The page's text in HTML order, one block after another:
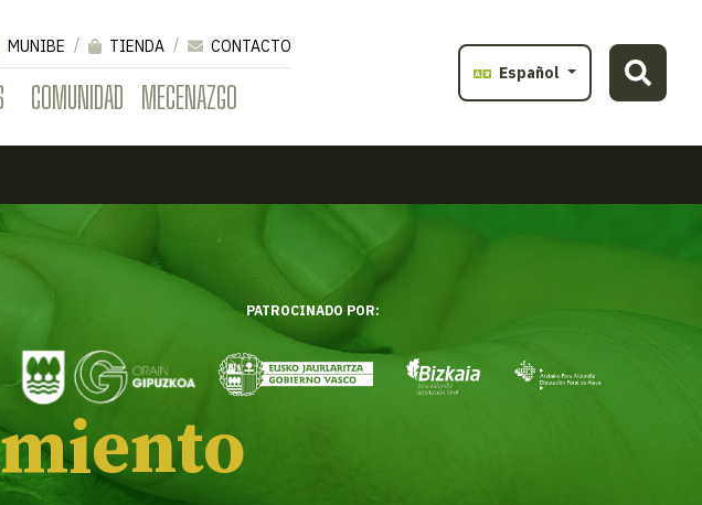
COMUNIDAD MECENAZGO
MUNIBE TIENDA
CONTACTO
Español
PATROCINADO POR: